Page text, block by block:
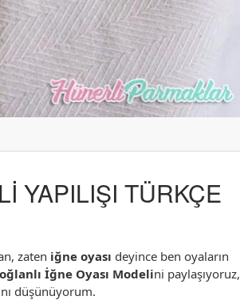
YAPILIŞI TÜRKÇE
zaten iğne oyası deyince ben oyaların
İğne Oyası Modelini paylaşıyoruz,
düşünüyorum.